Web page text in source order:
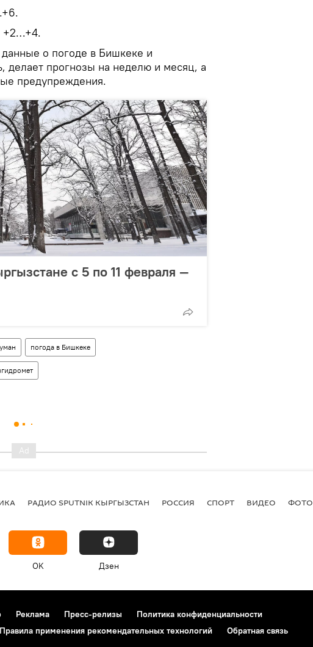
+2…+4.
о погоде в Бишкеке и
делает прогнозы на неделю и месяц, а
предупреждения.
с 5 по 11 февраля —
погода в Бишкеке
РАДИО SPUTNIK КЫРГЫЗСТАН РОССИЯ СПОРТ ВИДЕО ФОТО
OK Дзен
Реклама Пресс-релизы
Политика конфиденциальности
Правила применения рекомендательных технологий Обратная связь